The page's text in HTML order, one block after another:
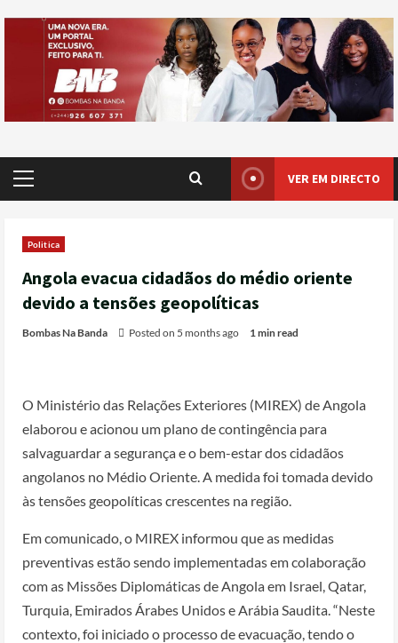
VER EM DIRECTO
Politica
Angola evacua cidadãos do médio oriente
devido a tensões geopolíticas
Bombas Na Banda Posted on 5 months ago 1 min read
O Ministério das Relações Exteriores (MIREX) de Angola
elaborou e acionou um plano de contingência para
salvaguardar a segurança e o bem-estar dos cidadãos
angolanos no Médio Oriente. A medida foi tomada devido
às tensões geopolíticas crescentes na região.
Em comunicado, o MIREX informou que as medidas
preventivas estão sendo implementadas em colaboração
com as Missões Diplomáticas de Angola em Israel, Qatar,
Turquia, Emirados Árabes Unidos e Arábia Saudita. “Neste
contexto, foi iniciado o processo de evacuação, tendo o